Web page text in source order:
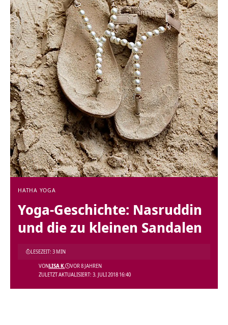
HATHA YOGA
Yoga-Geschichte: Nasruddin
und die zu kleinen Sandalen
ZULETZT AKTUALISIERT: 3. JULI 2018 16:40
VONLISA K. VOR 8 JAHREN
LESEZEIT: 3 MIN